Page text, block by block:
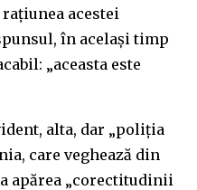
acestei
în același timp
„aceasta este
alta, dar „poliția
care veghează din
apărea „corectitudinii